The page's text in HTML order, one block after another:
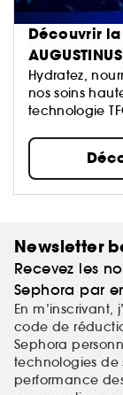
Découvrir
Hydratez,
nos soins
technologie
Newsletter
Recevez les
Sephora par
En
code de
Sephora
technologies de
performance